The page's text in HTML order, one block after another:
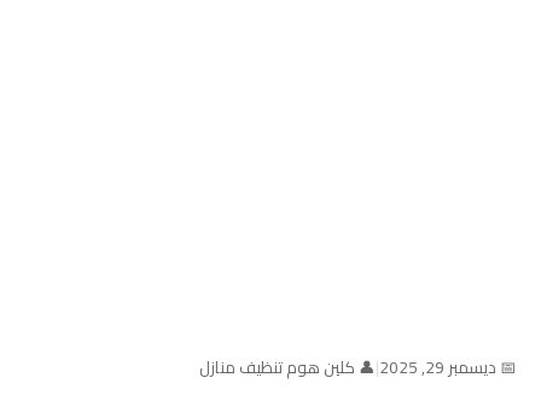
📅 ديسمبر 29, 2025 |👤 كلين هوم تنظيف منازل